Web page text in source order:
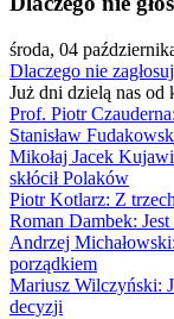
środa, 04
Dlaczego nie
Już dni dzielą nas
Prof. Piotr
Stanisław
Mikołaj Jacek
skłócił Polaków
Piotr Kotlarz: Z
Roman Dambek:
Andrzej
porządkiem
Mariusz Wilczyński:
decyzji